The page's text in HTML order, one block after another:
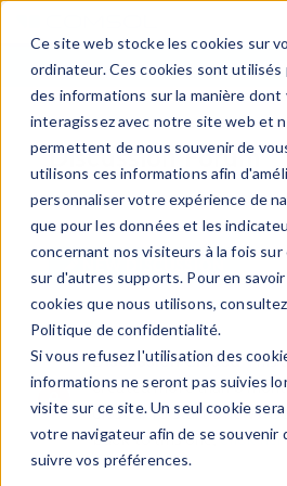
Ce site web stocke les cookies sur
ordinateur. Ces cookies sont
des informations sur la manière dont
interagissez avec notre site web et
permettent de nous souvenir de
utilisons ces informations afin
personnaliser votre expérience de
que pour les données et les
concernant nos visiteurs à la fois
sur d'autres supports. Pour en
cookies que nous utilisons,
Politique de confidentialité.
Si vous refusez l'utilisation des
informations ne seront pas suivies
visite sur ce site. Un seul cookie
votre navigateur afin de se souvenir
suivre vos préférences.
Discussion Forum
Discussion ClosedThis
created more than 6
closed. To start a new
back to this one, click